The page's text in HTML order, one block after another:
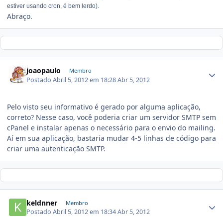
estiver usando cron, é bem lerdo).
Abraço.
joaopaulo Membro
PostadoAbril 5, 2012 em 18:28Abr 5, 2012
Pelo visto seu informativo é gerado por alguma aplicação,
correto? Nesse caso, você poderia criar um servidor SMTP sem
cPanel e instalar apenas o necessário para o envio do mailing.
Aí em sua aplicação, bastaria mudar 4-5 linhas de código para
criar uma autenticação SMTP.
keldnner Membro
PostadoAbril 5, 2012 em 18:34Abr 5, 2012